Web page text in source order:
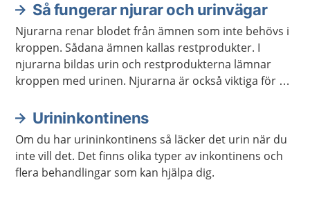
Så fungerar njurar och urinvägar
Njurarna renar blodet från ämnen som inte behövs i
kroppen. Sådana ämnen kallas restprodukter. I
njurarna bildas urin och restprodukterna lämnar
kroppen med urinen. Njurarna är också viktiga för att
i kroppen.
Urininkontinens
Om du har urininkontinens så läcker det urin när du
inte vill det. Det finns olika typer av inkontinens och
flera behandlingar som kan hjälpa dig.